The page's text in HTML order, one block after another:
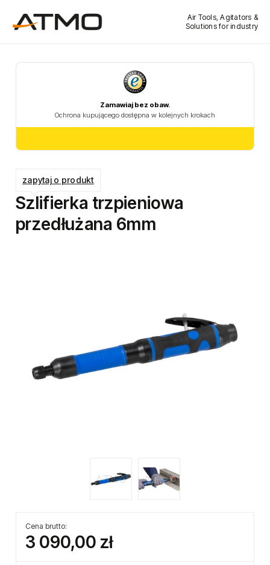
Air Tools, Agitators &
Solutions for industry
Szlifierka trzpieniowa
przedłużana 6mm
Cena brutto:
3 090,00 zł
zapytaj o produkt